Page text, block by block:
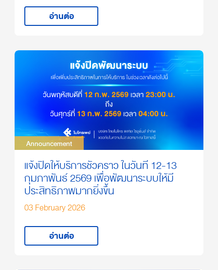
อ่านต่อ
Announcement
Announcement
แจ้งปิดให้บริการชั่วคราว ในวันที่ 12-13
กุมภาพันธ์ 2569 เพื่อพัฒนาระบบให้มี
ประสิทธิภาพมากยิ่งขึ้น
03 February 2026
อ่านต่อ